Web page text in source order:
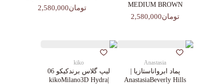
MEDIUM BROWN
تومان2,580,000
تومان2,580,000
Anastasia
پماد ابرواناستازیا |
AnastasiaBeverly Hills
kiko
لیپ گلاس‌ برندکیکو 06
|kikoMilano3D Hydra